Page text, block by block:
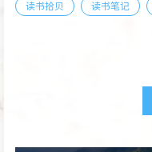
读书拾贝 读书笔记